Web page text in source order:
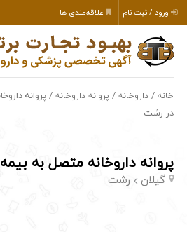
ورود / ثبت نام علاقه‌مندی ها
خانه /داروخانه / پروانه داروخانه / پروانه
در رشت
پروانه داروخانه متصل به
گیلان رشت